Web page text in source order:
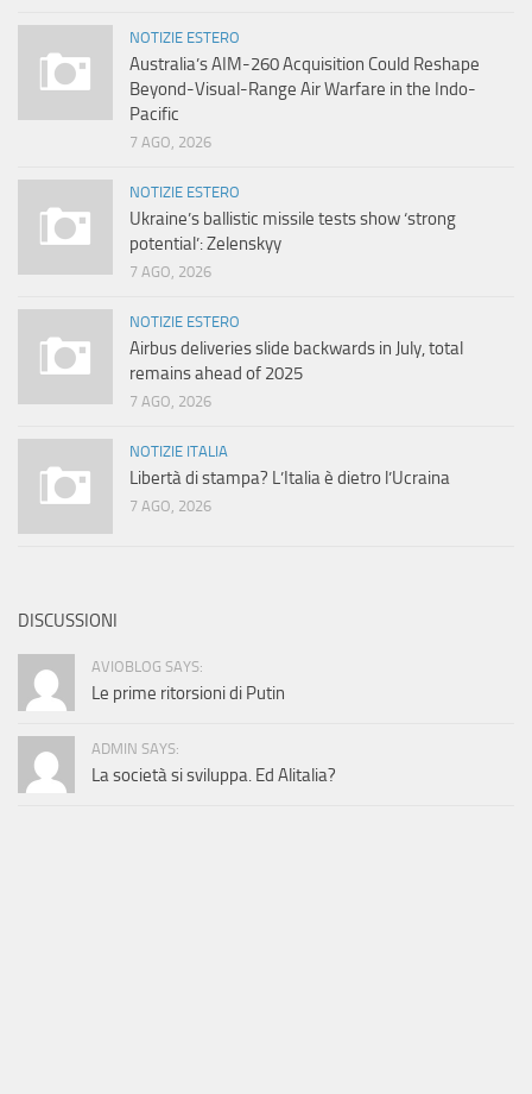
NOTIZIE ESTERO
Australia’s AIM-260 Acquisition Could Reshape
Beyond-Visual-Range Air Warfare in the Indo-
Pacific
7 AGO, 2026
NOTIZIE ESTERO
Ukraine’s ballistic missile tests show ‘strong
potential’: Zelenskyy
7 AGO, 2026
NOTIZIE ESTERO
Airbus deliveries slide backwards in July, total
remains ahead of 2025
7 AGO, 2026
NOTIZIE ITALIA
Libertà di stampa? L’Italia è dietro l’Ucraina
7 AGO, 2026
DISCUSSIONI
AVIOBLOG SAYS:
Le prime ritorsioni di Putin
ADMIN SAYS:
La società si sviluppa. Ed Alitalia?